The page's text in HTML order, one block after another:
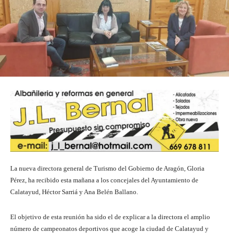
La nueva directora general de Turismo del Gobierno de Aragón, Gloria
Pérez, ha recibido esta mañana a los concejales del Ayuntamiento de
Calatayud, Héctor Sarriá y Ana Belén Ballano.
El objetivo de esta reunión ha sido el de explicar a la directora el amplio
número de campeonatos deportivos que acoge la ciudad de Calatayud y